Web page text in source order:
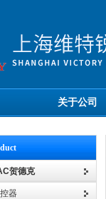
关于公司
贺德克
器